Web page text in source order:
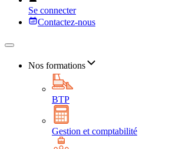
Se connecter
Contactez-nous
Nos formations
BTP
Gestion et comptabilité